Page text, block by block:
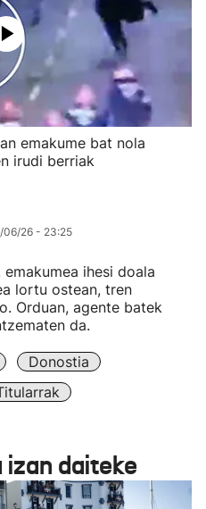
emakume bat nola
irudi berriak
06/26 - 23:25
ihesi doala
lortu ostean, tren
Orduan, agente batek
da.
Donostia
daiteke